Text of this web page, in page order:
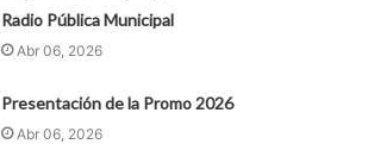
Radio Pública Municipal
Abr 06, 2026
Presentación de la Promo 2026
Abr 06, 2026